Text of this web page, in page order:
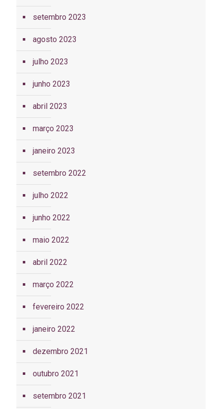
setembro 2023
agosto 2023
julho 2023
junho 2023
abril 2023
março 2023
janeiro 2023
setembro 2022
julho 2022
junho 2022
maio 2022
abril 2022
março 2022
fevereiro 2022
janeiro 2022
dezembro 2021
outubro 2021
setembro 2021